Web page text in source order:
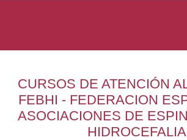
CURSOS DE ATENCIÓN
FEBHI - FEDERACION
ASOCIACIONES DE
HIDROCEFALIA